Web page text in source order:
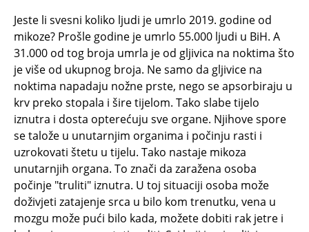
Jeste li svesni koliko ljudi je umrlo 2019. godine od
mikoze? Prošle godine je umrlo 55.000 ljudi u BiH. A
31.000 od tog broja umrla je od gljivica na noktima što
je više od ukupnog broja. Ne samo da gljivice na
noktima napadaju nožne prste, nego se apsorbiraju u
krv preko stopala i šire tijelom. Tako slabe tijelo
iznutra i dosta opterećuju sve organe. Njihove spore
se talože u unutarnjim organima i počinju rasti i
uzrokovati štetu u tijelu. Tako nastaje mikoza
unutarnjih organa. To znači da zaražena osoba
počinje "truliti" iznutra. U toj situaciji osoba može
doživjeti zatajenje srca u bilo kom trenutku, vena u
mozgu može pući bilo kada, možete dobiti rak jetre i